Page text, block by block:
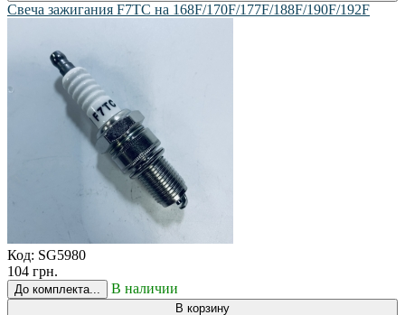
Свеча зажигания F7TC на 168F/170F/177F/188F/190F/192F
Код: SG5980
104 грн.
До комплекта... В наличии
В корзину